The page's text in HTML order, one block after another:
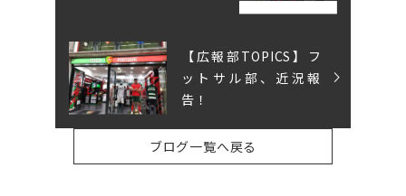
【広報部TOPICS】フ
ットサル部、近況報
告！
ブログ一覧へ戻る